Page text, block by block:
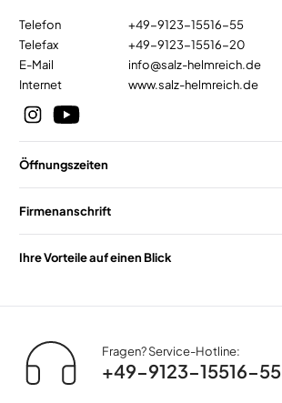
Telefon
+49-9123-15516-55
Telefax
+49-9123-15516-20
E-Mail
info@salz-helmreich.de
Internet
www.salz-helmreich.de
Öffnungszeiten
Firmenanschrift
Ihre Vorteile auf einen Blick
Fragen? Service-Hotline:
+49-9123-15516-55